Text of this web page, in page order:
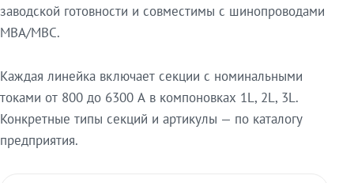
заводской готовности и совместимы с шинопроводами
МВА/МВС.
Каждая линейка включает секции с номинальными
токами от 800 до 6300 А в компоновках 1L, 2L, 3L.
Конкретные типы секций и артикулы — по каталогу
предприятия.